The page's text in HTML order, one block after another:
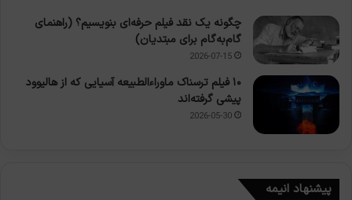
چگونه یک نقد فیلم حرفه‌ای بنویسیم؟ (راهنمای
گام‌به‌گام برای مبتدیان)
2026-07-15
۱۰ فیلم ترسناک ماوراءالطبیعه آسیایی که از هالیوود
پیشی گرفته‌اند
2026-05-30
پیشنهاد انیمه